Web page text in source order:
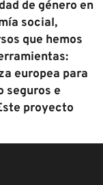
de género en
social,
que hemos
europea para
seguros e
proyecto